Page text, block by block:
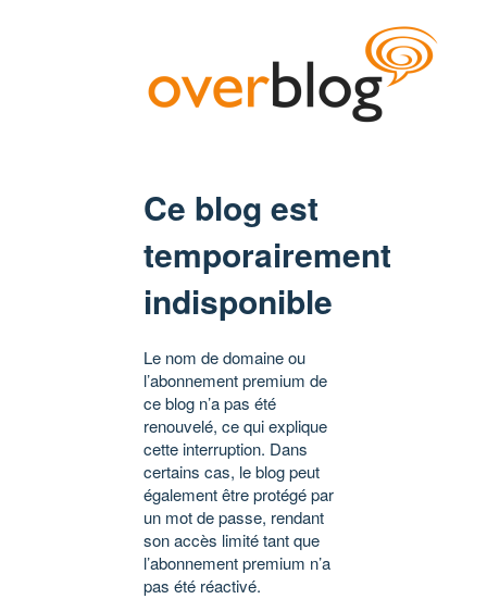
Ce blog est
temporairement
indisponible
Le nom de domaine ou
l’abonnement premium de
ce blog n’a pas été
renouvelé, ce qui explique
cette interruption. Dans
certains cas, le blog peut
également être protégé par
un mot de passe, rendant
son accès limité tant que
l’abonnement premium n’a
pas été réactivé.